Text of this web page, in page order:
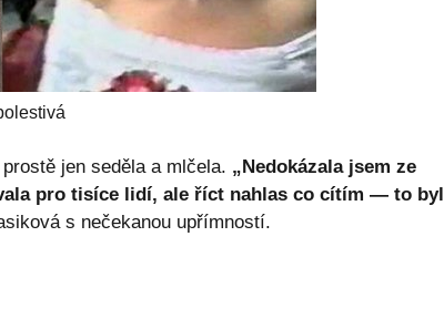
jen seděla a mlčela. „Nedokázala jsem ze
pro tisíce lidí, ale říct nahlas co cítím — to byl
s nečekanou upřímností.